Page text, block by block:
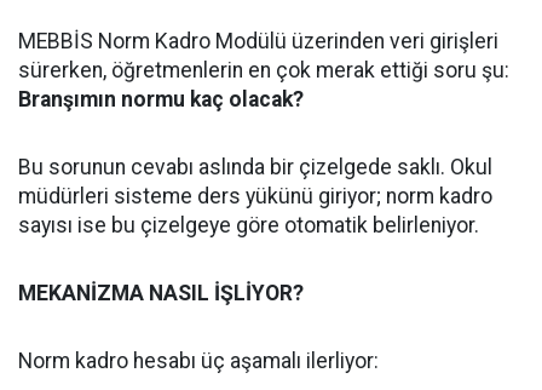
MEBBİS Norm Kadro Modülü üzerinden veri girişleri
sürerken, öğretmenlerin en çok merak ettiği soru şu:
Branşımın normu kaç olacak?
Bu sorunun cevabı aslında bir çizelgede saklı. Okul
müdürleri sisteme ders yükünü giriyor; norm kadro
sayısı ise bu çizelgeye göre otomatik belirleniyor.
MEKANİZMA NASIL İŞLİYOR?
Norm kadro hesabı üç aşamalı ilerliyor: